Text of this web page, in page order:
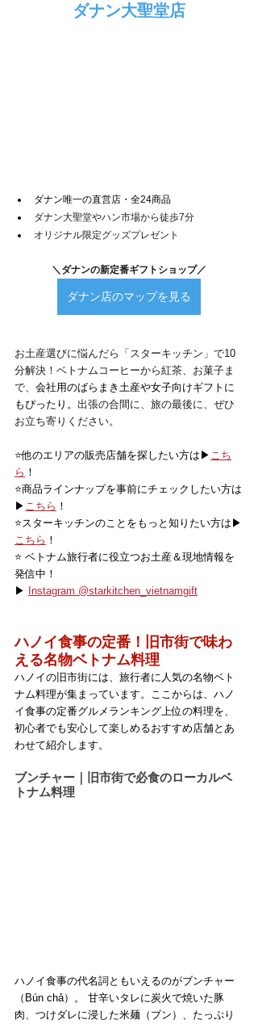
ダナン大聖堂店
ダナン唯一の直営店・全24商品
ダナン大聖堂やハン市場から徒歩7分
オリジナル限定グッズプレゼント
＼ダナンの新定番ギフトショップ／
ダナン店のマップを見る
お土産選びに悩んだら「スターキッチン」で10
分解決！ベトナムコーヒーから紅茶、お菓子ま
で、 会社用のばらまき土産や女子向けギフトに
もぴったり。 出張の合間に、旅の最後に、ぜひ
お立ち寄りください。
⭐️他のエリアの販売店舗を探したい方は▶ こち
ら ！
⭐️商品ラインナップを事前にチェックしたい方は
▶ こちら ！
⭐️スターキッチンのことをもっと知りたい方は▶
こちら ！
⭐️ ベトナム旅行者に役立つお土産＆現地情報を
発信中！
▶
Instagram @starkitchen_vietnamgift
ハノイ食事の定番！旧市街で味わ
える名物ベトナム料理
ハノイの旧市街には、旅行者に人気の名物ベト
ナム料理が集まっています。ここからは、ハノ
イ食事の定番グルメランキング上位の料理を、
初心者でも安心して楽しめるおすすめ店舗とあ
わせて紹介します。
ブンチャー｜旧市街で必食のローカルベ
トナム料理
ハノイ食事の代名詞ともいえるのがブンチャー
（Bún chả）。 甘辛いタレに炭火で焼いた豚
肉、つけダレに浸した米麺（ブン）、たっぷり